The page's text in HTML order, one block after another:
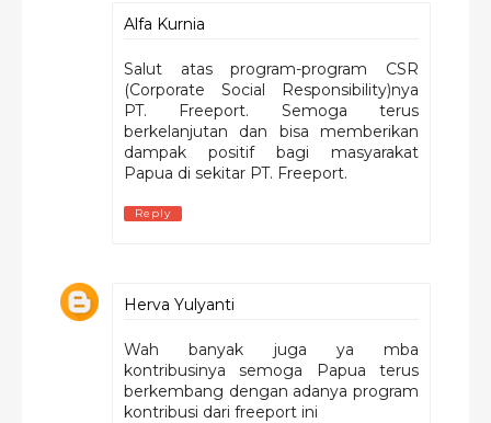
Alfa Kurnia
Salut atas program-program CSR
(Corporate Social Responsibility)nya
PT. Freeport. Semoga terus
berkelanjutan dan bisa memberikan
dampak positif bagi masyarakat
Papua di sekitar PT. Freeport.
Reply
Herva Yulyanti
Wah banyak juga ya mba
kontribusinya semoga Papua terus
berkembang dengan adanya program
kontribusi dari freeport ini